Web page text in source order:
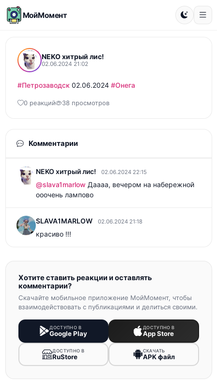
МойМомент
NEKO хитрый лис!
02.06.2024 21:02
#Петрозаводск 02.06.2024 #Онега
0 реакций 38 просмотров
Комментарии
NEKO хитрый лис! 02.06.2024 22:15
@slava1marlow Даааа, вечером на набережной
ооочень лампово
SLAVA1MARLOW 02.06.2024 21:18
красиво !!!
Хотите ставить реакции и оставлять
комментарии?
Скачайте мобильное приложение МойМомент, чтобы
взаимодействовать с публикациями и делиться своими.
ДОСТУПНО В
Google Play
ДОСТУПНО В
App Store
ДОСТУПНО В
RuStore
СКАЧАТЬ
APK файл